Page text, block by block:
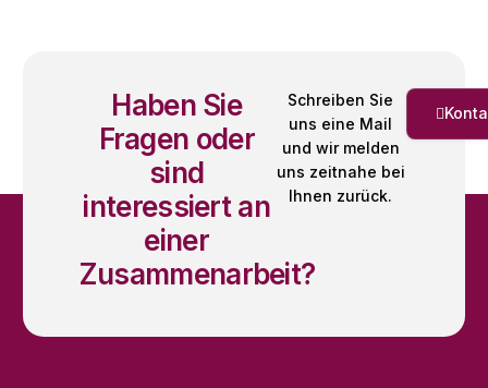
Haben Sie
Fragen oder
sind
interessiert an
einer
Zusammenarbeit?
Schreiben Sie
uns eine Mail
und wir melden
uns zeitnahe bei
Ihnen zurück.